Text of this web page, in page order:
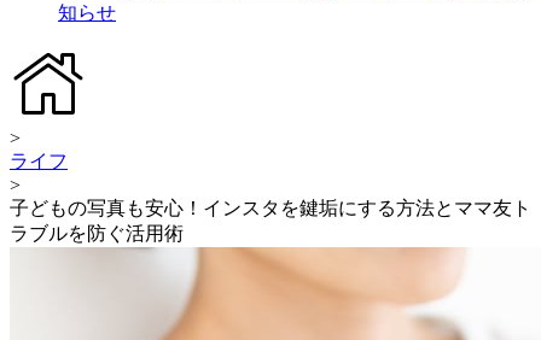
知らせ
>
ライフ
>
子どもの写真も安心！インスタを鍵垢にする方法とママ友ト
ラブルを防ぐ活用術